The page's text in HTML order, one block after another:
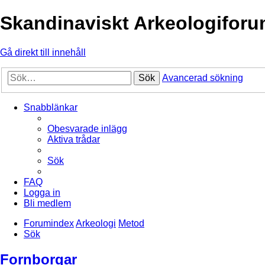
Skandinaviskt
Gå direkt till innehåll
Sök Avancerad sökning
Snabblänkar
Obesvarade inlägg
Aktiva trådar
Sök
FAQ
Logga in
Bli medlem
ForumindexArkeologi Metod
Sök
Fornborgar